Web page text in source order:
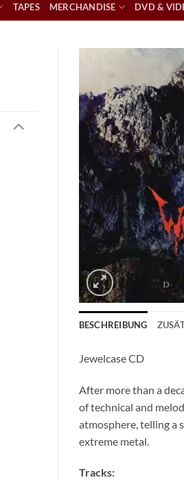
TAPES MERCHANDISE DVD &
BESCHREIBUNG
Jewelcase CD
After more than a
of technical and
atmosphere, telling a
extreme metal.
Tracks: